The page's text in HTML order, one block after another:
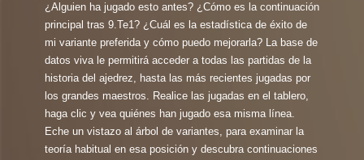
¿Alguien ha jugado esto antes? ¿Cómo es la continuación
principal tras 9.Te1? ¿Cuál es la estadística de éxito de
mi variante preferida y cómo puedo mejorarla? La base de
datos viva le permitirá acceder a todas las partidas de la
historia del ajedrez, hasta las más recientes jugadas por
los grandes maestros. Realice las jugadas en el tablero,
haga clic y vea quiénes han jugado esa misma línea.
Eche un vistazo al árbol de variantes, para examinar la
teoría habitual en esa posición y descubra continuaciones